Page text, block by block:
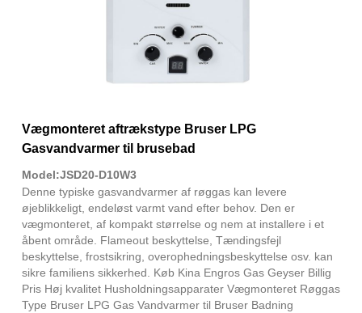
Vægmonteret aftrækstype Bruser LPG
Gasvandvarmer til brusebad
Model:JSD20-D10W3
Denne typiske gasvandvarmer af røggas kan levere
øjeblikkeligt, endeløst varmt vand efter behov. Den er
vægmonteret, af kompakt størrelse og nem at installere i et
åbent område. Flameout beskyttelse, Tændingsfejl
beskyttelse, frostsikring, overophedningsbeskyttelse osv. kan
sikre familiens sikkerhed. Køb Kina Engros Gas Geyser Billig
Pris Høj kvalitet Husholdningsapparater Vægmonteret Røggas
Type Bruser LPG Gas Vandvarmer til Bruser Badning